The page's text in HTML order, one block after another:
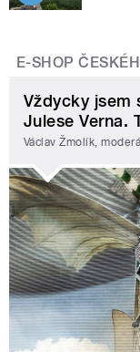
E-SHOP
Vždycky jsem
Julese Verna.
Václav Žmolík,